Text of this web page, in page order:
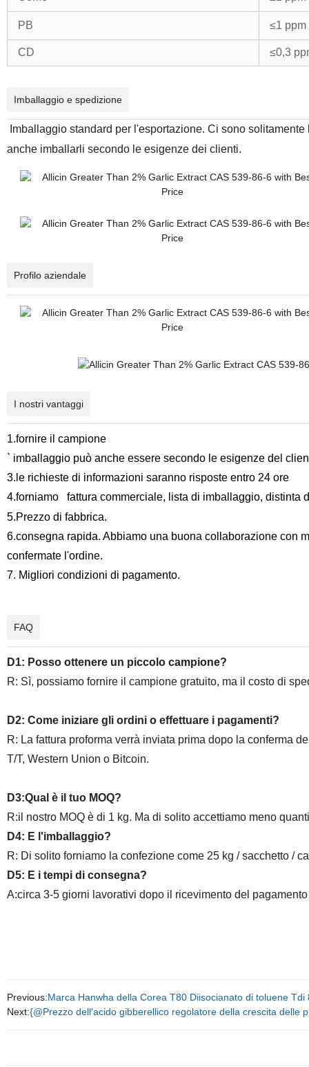
PB ≤1 ppm
CD ≤0,3
Imballaggio e spedizione
Imballaggio standard per l'esportazione. Ci sono
anche imballarli secondole esigenze dei clienti.
Profilo aziendale
I nostri vantaggi
1.fornire il campione
` imballaggio può anche essere secondo le esigenze del
3.le richieste di informazioni saranno risposte entro 24 ore
4.forniamo
fattura commerciale, lista di imballaggio, distinta
5.Prezzo di fabbrica.
6.consegna rapida. Abbiamo una buona collaborazione con
confermate l'ordine.
7. Migliori condizioni di pagamento.
FAQ
D1: Posso ottenere un piccolo campione?
R: Sì, possiamo fornire il campione gratuito, ma il costo di
D2: Come iniziare gli ordini o effettuare i pagamenti?
R: La fattura proforma verrà inviata prima dopo la conferma
T/T, Western Union o Bitcoin.
D3:Qual è il tuo MOQ?
R:il nostro MOQ è di 1 kg. Ma di solito accettiamo meno
D4: E l'imballaggio?
R: Di solito forniamo la confezione come 25 kg / sacchetto /
D5: E i tempi di consegna?
A:circa 3-5 giorni lavorativi dopo il ricevimento del pagamento
Previous:Marca Hanwha della Corea T80 Diisocianato di toluene
Next:{@Prezzo dell′acido gibberellico regolatore della crescita delle